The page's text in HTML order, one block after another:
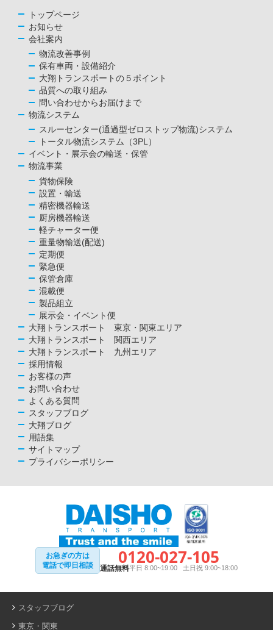
トップページ
お知らせ
会社案内
物流改善事例
保有車両・設備紹介
大翔トランスポートの５ポイント
品質への取り組み
問い合わせからお届けまで
物流システム
スルーセンター(通過型ゼロストップ物流)システム
トータル物流システム（3PL）
イベント・展示会の輸送・保管
物流事業
貨物保険
設置・輸送
精密機器輸送
厨房機器輸送
軽チャーター便
重量物輸送(配送)
定期便
緊急便
保管倉庫
混載便
製品組立
展示会・イベント便
大翔トランスポート 東京・関東エリア
大翔トランスポート 関西エリア
大翔トランスポート 九州エリア
採用情報
お客様の声
お問い合わせ
よくある質問
スタッフブログ
大翔ブログ
用語集
サイトマップ
プライバシーポリシー
お急ぎの方は
電話で即日相談
0120-027-105
通話無料平日 8:00~19:00 土日祝 9:00~18:00
スタッフブログ
東京・関東